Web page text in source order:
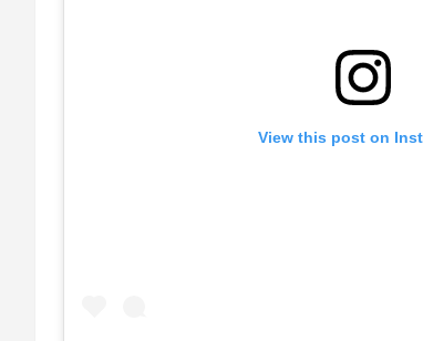
View this post on